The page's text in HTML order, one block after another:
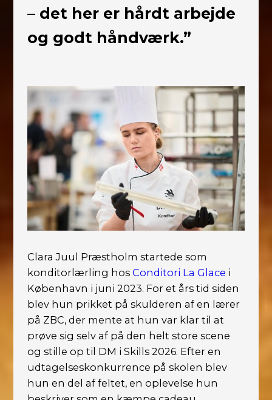
– det her er hårdt arbejde
og godt håndværk.”
Clara Juul Præstholm startede som
konditorlærling hos Conditori La Glace i
København i juni 2023. For et års tid siden
blev hun prikket på skulderen af en lærer
på ZBC, der mente at hun var klar til at
prøve sig selv af på den helt store scene
og stille op til DM i Skills 2026. Efter en
udtagelseskonkurrence på skolen blev
hun en del af feltet, en oplevelse hun